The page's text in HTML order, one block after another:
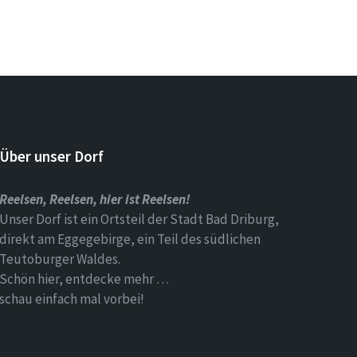
Über unser Dorf
Reelsen, Reelsen, hier ist Reelsen!
Unser Dorf ist ein Ortsteil der Stadt Bad Driburg,
direkt am Eggegebirge, ein Teil des südlichen
Teutoburger Waldes.
Schön hier, entdecke mehr …
schau einfach mal vorbei!